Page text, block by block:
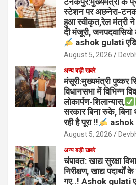
स्टेशन पर अछनेरा-
हुआ स्वीकृत,रेल मंत्री
दी मंजूरी,
ashok gulati
August 5, 2026
अन्य बड़ी खबरे
मंसूरी:मुख्यमंत्री पुष्कर
विधानसभा में विभिन्न
लोकार्पण-शिलान्यास,
सरकार बिना रुके,
रही है पूरा !!
ashok
August 5, 2026
अन्य बड़ी खबरे
चंपावत: खाद्य सुरक्षा
निरीक्षण, खाद्य
गए..! Ashok gulati